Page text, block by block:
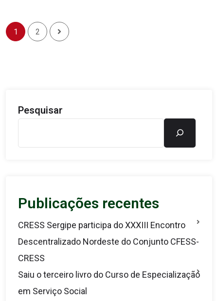
1 2
Pesquisar
Publicações recentes
CRESS Sergipe participa do XXXIII Encontro
Descentralizado Nordeste do Conjunto CFESS-
CRESS
Saiu o terceiro livro do Curso de Especialização
em Serviço Social